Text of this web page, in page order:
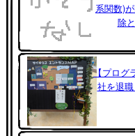
系関数)
除
【プログ
社を退